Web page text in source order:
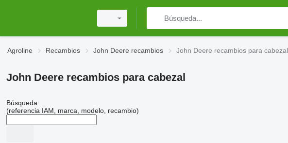
Agroline Recambios John Deere recambios John Deere recambios para cabezal
John Deere recambios para cabezal
Búsqueda
(referencia IAM, marca, modelo, recambio)